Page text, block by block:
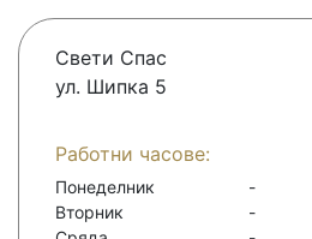
Свети Спас
ул. Шипка 5
Работни часове:
Понеделник
-
Вторник
-